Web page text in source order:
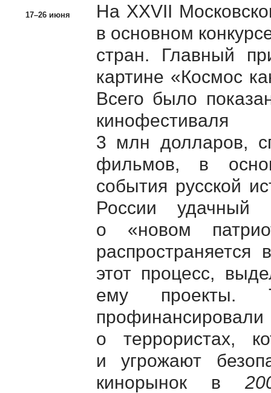
17–26 июня
На XXVII
в основном
стран. Главный
картине «Космос
Всего было
3 млн долларов,
фильмов, в
события русской
России удачный
о «новом
этот процесс,
ему проекты.
о террористах,
и угрожают
кинорынок в